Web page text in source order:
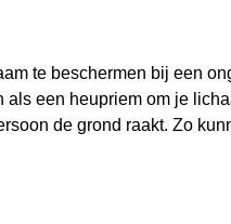
te beschermen bij een
als een heupriem om je
de grond raakt. Zo